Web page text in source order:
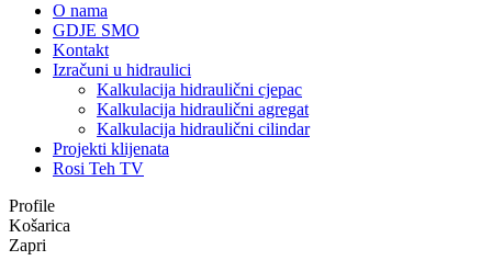
O nama
GDJE SMO
Kontakt
Izračuni u hidraulici
Kalkulacija hidraulični cjepac
Kalkulacija hidraulični agregat
Kalkulacija hidraulični cilindar
Projekti klijenata
Rosi Teh TV
Profile
Košarica
Zapri